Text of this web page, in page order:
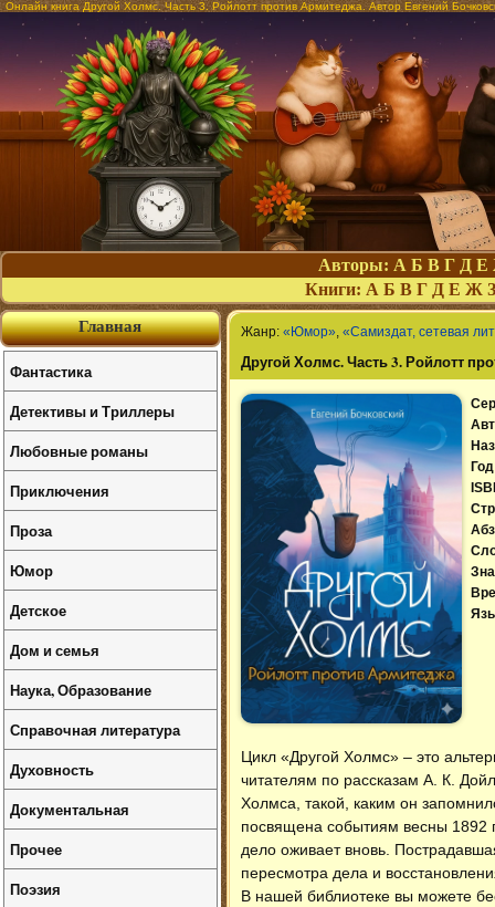
Онлайн книга Другой Холмс. Часть 3. Ройлотт против Армитеджа. Автор Евгений
Авторы: А Б В Г Д Е
Книги: А Б В Г Д Е Ж З
Жанр: «Юмор», «Самиздат, сетевая
Другой Холмс. Часть 3. Ройлотт
Цикл «Другой Холмс» – это
читателям по рассказам А. К.
Холмса, такой, каким он
посвящена событиям весны 1892
дело оживает вновь.
пересмотра дела и
В нашей библиотеке вы можете
Главная
Фантастика
Детективы и Триллеры
Любовные романы
Приключения
Проза
Юмор
Детское
Дом и семья
Наука, Образование
Справочная литература
Духовность
Документальная
Прочее
Поэзия